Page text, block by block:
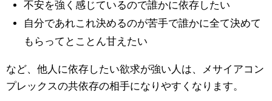
不安を強く感じているので誰かに依存したい
自分であれこれ決めるのが苦手で誰かに全て決めて
もらってとことん甘えたい
など、他人に依存したい欲求が強い人は、メサイアコン
プレックスの共依存の相手になりやすくなります。